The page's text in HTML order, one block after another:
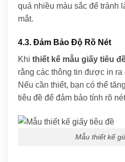
quá nhiều màu sắc để tránh
mắt.
4.3. Đảm Bảo Độ Rõ Nét
Khi thiết kế mẫu giấy tiêu
rằng các thông tin được in ra
Nếu cần thiết, bạn có thể
tiêu đề để đảm bảo tính rõ
Mẫu thiết kế